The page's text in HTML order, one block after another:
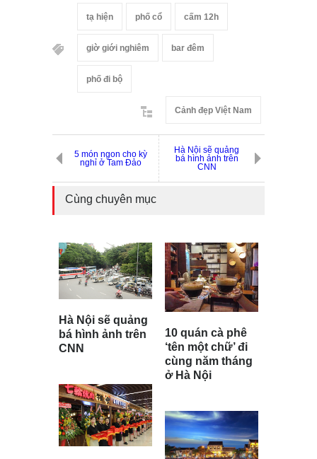
tạ hiện phố cổ cấm 12h
giờ giới nghiêm bar đêm
phố đi bộ
Cảnh đẹp Việt Nam
5 món ngon cho kỳ
nghỉ ở Tam Đảo
Hà Nội sẽ quảng
bá hình ảnh trên
CNN
Cùng chuyên mục
Hà Nội sẽ quảng
bá hình ảnh trên
CNN
10 quán cà phê
‘tên một chữ’ đi
cùng năm tháng
ở Hà Nội